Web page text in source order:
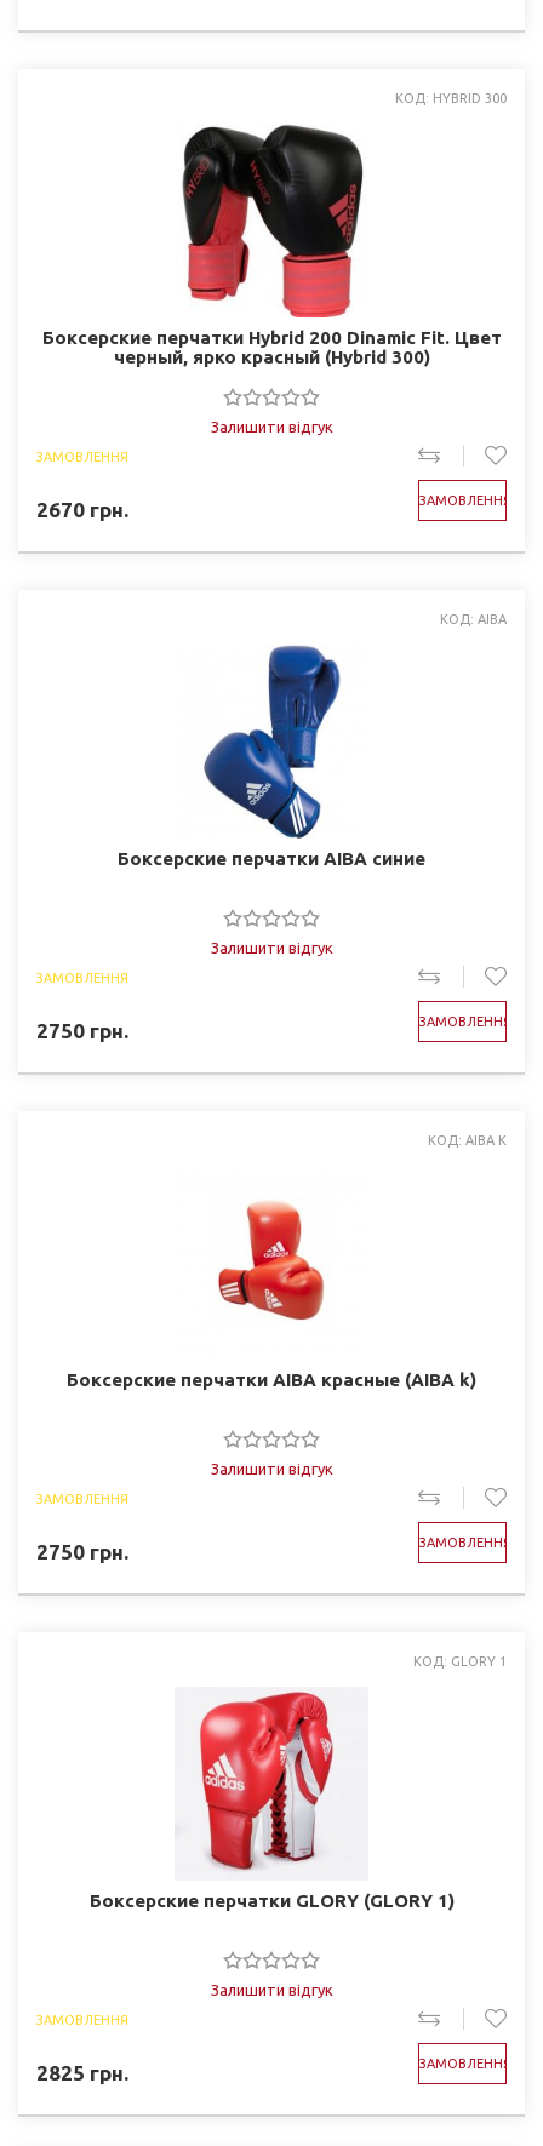
КОД: HYBRID 300
Боксерские перчатки Hybrid 200 Dinamic Fit. Цвет
черный, ярко красный (Hybrid 300)
Залишити відгук
ЗАМОВЛЕННЯ
2670 грн. ЗАМОВЛЕННЯ
КОД: AIBA
Боксерские перчатки AIBA синие
Залишити відгук
ЗАМОВЛЕННЯ
2750 грн. ЗАМОВЛЕННЯ
КОД: AIBA K
Боксерские перчатки AIBA красные (AIBA k)
Залишити відгук
ЗАМОВЛЕННЯ
2750 грн. ЗАМОВЛЕННЯ
КОД: GLORY 1
Боксерские перчатки GLORY (GLORY 1)
Залишити відгук
ЗАМОВЛЕННЯ
2825 грн. ЗАМОВЛЕННЯ